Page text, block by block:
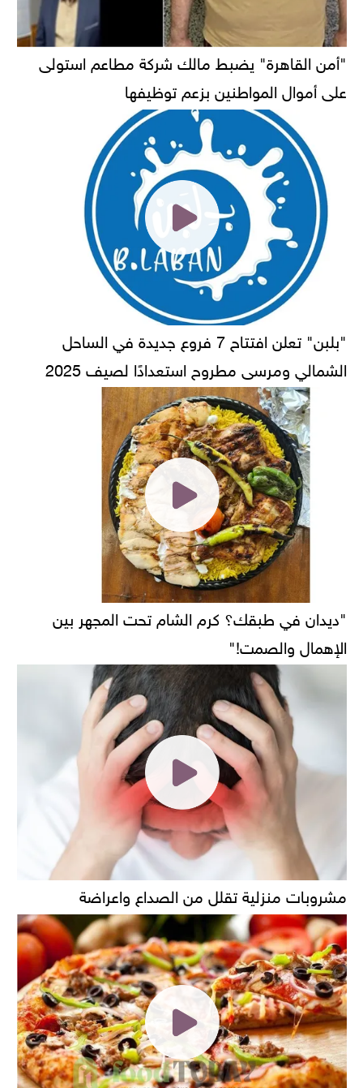
"أمن القاهرة" يضبط مالك شركة مطاعم استولى
على أموال المواطنين بزعم توظيفها
"بلبن" تعلن افتتاح 7 فروع جديدة في الساحل
الشمالي ومرسى مطروح استعدادًا لصيف 2025
"ديدان في طبقك؟ كرم الشام تحت المجهر بين
الإهمال والصمت!"
مشروبات منزلية تقلل من الصداع واعراضة